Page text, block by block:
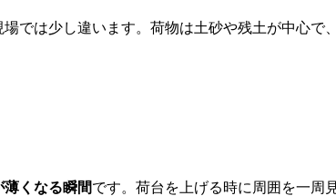
では少し違います。荷物は土砂や残土が中心で
薄くなる瞬間です。荷台を上げる時に周囲を一周